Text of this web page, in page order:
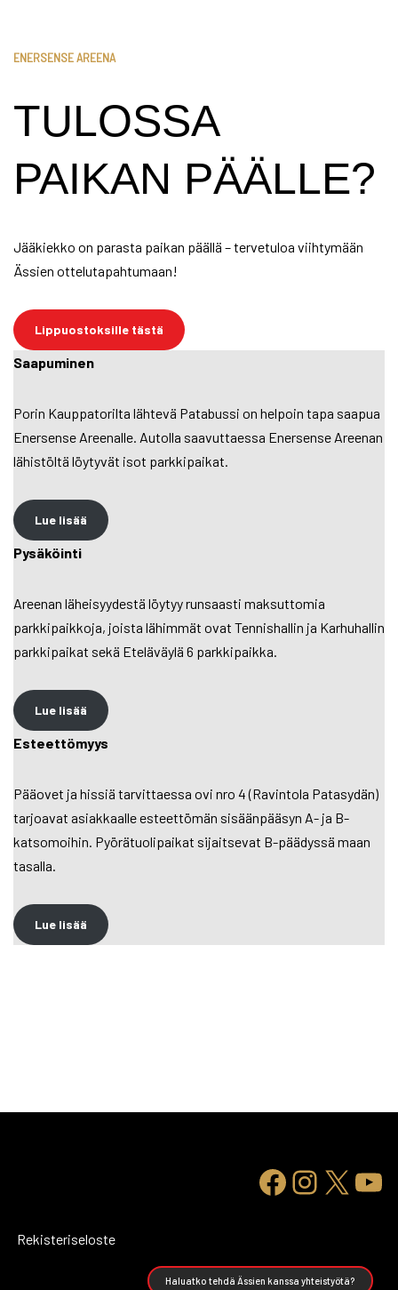
ENERSENSE AREENA
TULOSSA
PAIKAN PÄÄLLE?
Jääkiekko on parasta paikan päällä – tervetuloa viihtymään
Ässien ottelutapahtumaan!
Lippuostoksille tästä
Saapuminen
Porin Kauppatorilta lähtevä Patabussi on helpoin tapa saapua
Enersense Areenalle. Autolla saavuttaessa Enersense Areenan
lähistöltä löytyvät isot parkkipaikat.
Lue lisää
Pysäköinti
Areenan läheisyydestä löytyy runsaasti maksuttomia
parkkipaikkoja, joista lähimmät ovat Tennishallin ja Karhuhallin
parkkipaikat sekä Eteläväylä 6 parkkipaikka.
Lue lisää
Esteettömyys
Pääovet ja hissiä tarvittaessa ovi nro 4 (Ravintola Patasydän)
tarjoavat asiakkaalle esteettömän sisäänpääsyn A- ja B-
katsomoihin. Pyörätuolipaikat sijaitsevat B-päädyssä maan
tasalla.
Lue lisää
Rekisteriseloste
Haluatko tehdä Ässien kanssa yhteistyötä?